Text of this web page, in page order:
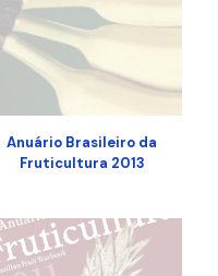
Anuário Brasileiro da
Fruticultura 2013